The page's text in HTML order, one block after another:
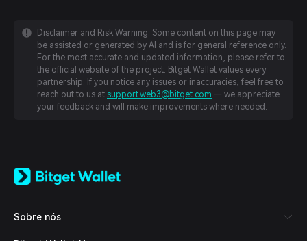
Disclaimer and Risk Warning: Some content on this page may
be assisted or generated by AI and is for general reference only.
For the most accurate and updated information, please refer to
the official website of the project. Bitget Wallet values every
partnership. If you notice any issues or inaccuracies, feel free to
reach out to us at support.web3@bitget.com — we appreciate
your feedback and will make improvements where needed.
日本語
Español (Latinoamérica)
Sobre nós